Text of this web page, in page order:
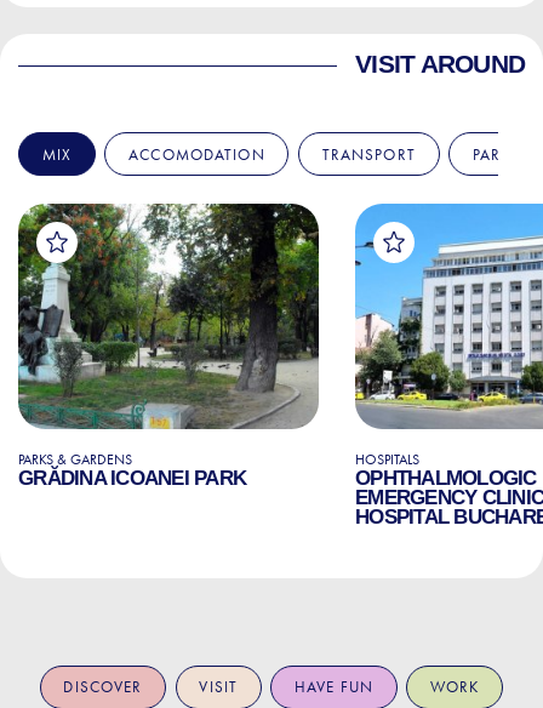
VISIT AROUND
MIX ACCOMODATION TRANSPORT PARKS
PARKS & GARDENS
GRĂDINA ICOANEI PARK
HOSPITALS
OPHTHALMOLOGIC
EMERGENCY
HOSPITAL
DISCOVER VISIT HAVE FUN WORK